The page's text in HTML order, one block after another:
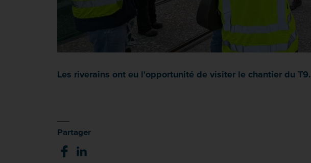
Les riverains ont eu l'opportunité de visiter le chantier du T9.
Partager